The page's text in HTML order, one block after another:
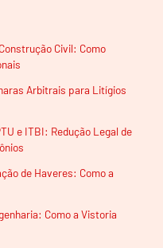
Civil: Como
Arbitrais para Litígios
e ITBI: Redução Legal de
de Haveres: Como a
Como a Vistoria